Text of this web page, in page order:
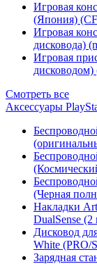
Игровая
(Япония)
Игровая
дисковода)
Игровая
дисководом)
Смотреть все
Аксессуары
(Черная
Накладки
DualSense
Дисковод
White (PRO/
Зарядная